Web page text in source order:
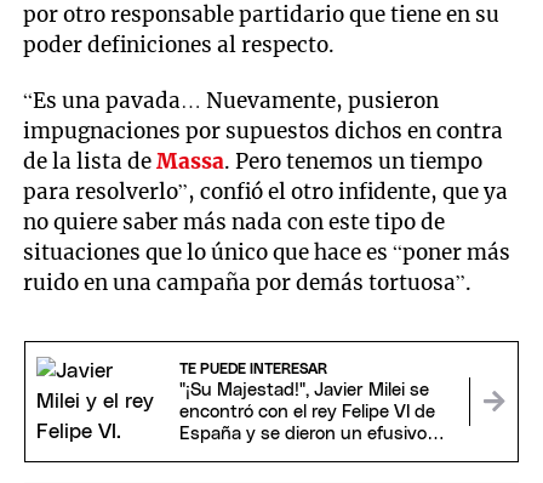
por otro responsable partidario que tiene en su
poder definiciones al respecto.
“Es una pavada… Nuevamente, pusieron
impugnaciones por supuestos dichos en contra
de la lista deMassa. Pero tenemos un tiempo
para resolverlo”, confió el otro infidente, que ya
no quiere saber más nada con este tipo de
situaciones que lo único que hace es “poner más
ruido en una campaña por demás tortuosa”.
TE PUEDE INTERESAR
"¡Su Majestad!", Javier Milei se
encontró con el rey Felipe VI de
España y se dieron un efusivo